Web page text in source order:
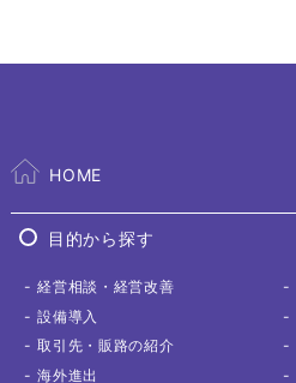
HOME
目的から探す
経営相談 ・経営改善
設備導入
取引先 ・販路の紹介
海外進出